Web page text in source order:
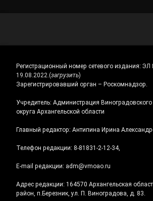
Регистрационный номер сетевого издания: ЭЛ
19.08.2022.(загрузить)
Зарегистрировавший орган – Роскомнадзор.
Учредитель: Администрация
округа Архангельской области
Главный редактор: Антипина Ирина
Телефон редакции: 8-81831-2-12-34,
E-mail редакции: adm@vmoao.ru
Адрес редакции: 164570 Архангельская
район, п.Березник, ул. П. Виноградова, д. 83.